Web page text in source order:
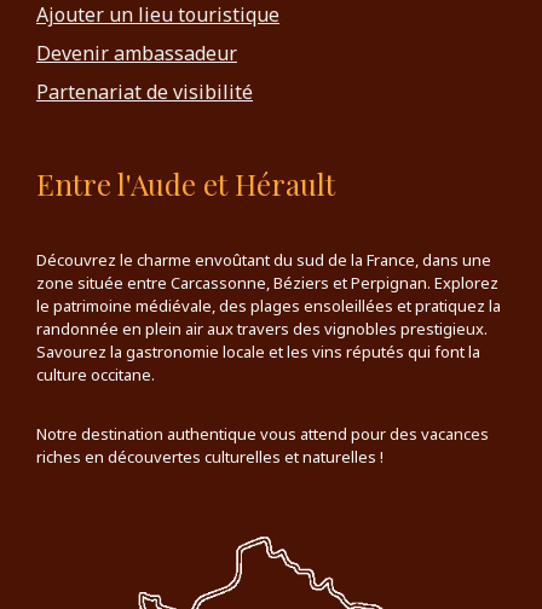
Ajouter un lieu touristique
Devenir ambassadeur
Partenariat de visibilité
Entre l'Aude et Hérault
Découvrez le charme envoûtant du sud de la France, dans une
zone située entre Carcassonne, Béziers et Perpignan. Explorez
le patrimoine médiévale, des plages ensoleillées et pratiquez la
randonnée en plein air aux travers des vignobles prestigieux.
Savourez la gastronomie locale et les vins réputés qui font la
culture occitane.
Notre destination authentique vous attend pour des vacances
riches en découvertes culturelles et naturelles !